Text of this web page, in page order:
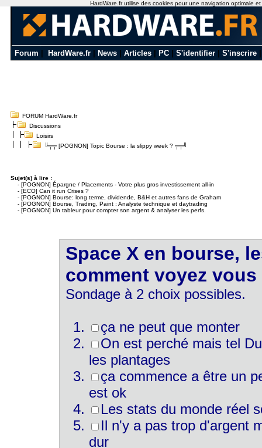
Forum HardWare.fr News Articles PC S'identifier S'inscrire
FORUM HardWare.fr
Discussions
Loisirs
╚╤╤ [POGNON] Topic Bourse : la slippy week ? ╤╤╝
Sujet(s) à lire :
- [POGNON] Épargne / Placements - Votre plus gros investissement all-in
- [ECO] Can it run Crises ?
- [POGNON] Bourse: long terme, dividende, B&H et autres fans de Graham
- [POGNON] Bourse, Trading, Paint : Analyste technique et daytrading
- [POGNON] Un tableur pour compter son argent & analyser les perfs.
Space X en bourse,
comment voyez
Sondage à 2 choix possibles.
ça ne peut que monter
On est perché mais tel
les plantages
ça commence a être un
est ok
Les stats du monde réel
Il n'y a pas trop d'argent
dur
HardWare.fr utilise des cookies pour une navigation optimale